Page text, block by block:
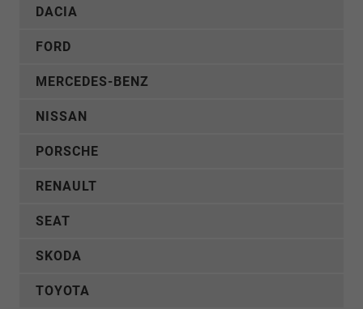
DACIA
FORD
MERCEDES-BENZ
NISSAN
PORSCHE
RENAULT
SEAT
SKODA
TOYOTA